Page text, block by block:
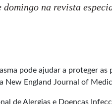
domingo na revista
pode ajudar a proteger
New England Journal of
de Alergias e Doenças